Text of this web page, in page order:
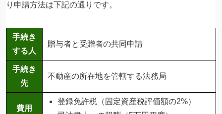
り申請方法は下記の通りです。
手続き
する人
贈与者と受贈者の共同申請
手続き
先
不動産の所在地を管轄する法務局
費用
登録免許税（固定資産税評価額の2%）